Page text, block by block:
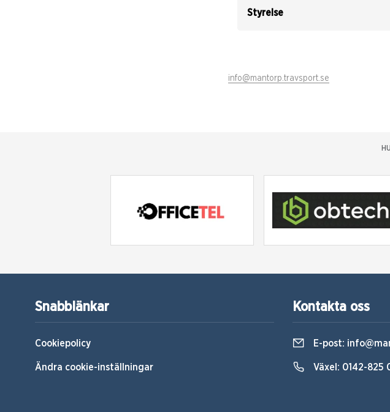
Styrelse
info@mantorp.travsport.se
Snabblänkar
Cookiepolicy
Ändra cookie-inställningar
Kontakta oss
E-post:
Växel: 0142-825